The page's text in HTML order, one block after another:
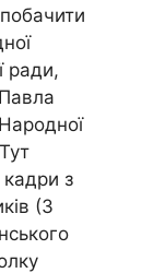
ради,
кадри з
(3